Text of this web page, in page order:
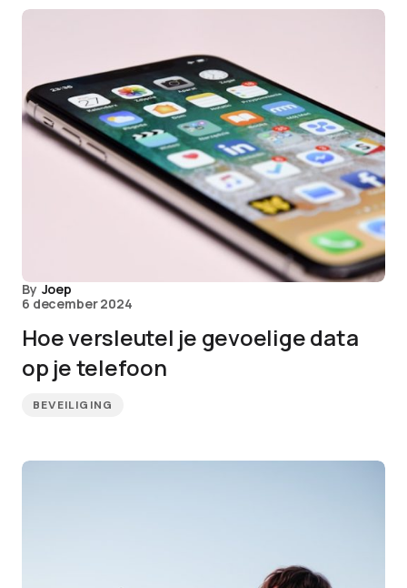
By Joep
6 december 2024
Hoe versleutel je gevoelige data
op je telefoon
BEVEILIGING